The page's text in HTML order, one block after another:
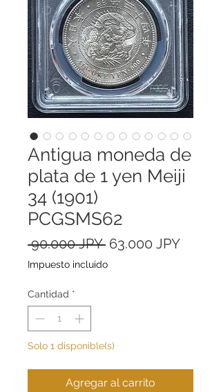
Antigua moneda de
plata de 1 yen Meiji
34 (1901)
PCGSMS62
90.000 JPY Precio
63.000 JPYPrecio
Impuesto incluido
Cantidad *
Solo 1 disponible(s)
Agregar al carrito